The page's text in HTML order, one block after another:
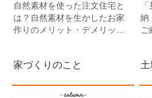
自然素材を使った注文住宅と
は？自然素材を生かしたお家
作りのメリット・デメリット
納
ご
家づくりのこと